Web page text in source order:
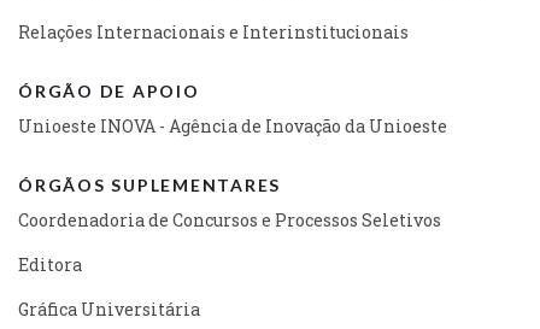
Relações Internacionais e Interinstitucionais
ÓRGÃO DE APOIO
Unioeste INOVA - Agência de Inovação da Unioeste
ÓRGÃOS SUPLEMENTARES
Coordenadoria de Concursos e Processos Seletivos
Editora
Gráfica Universitária